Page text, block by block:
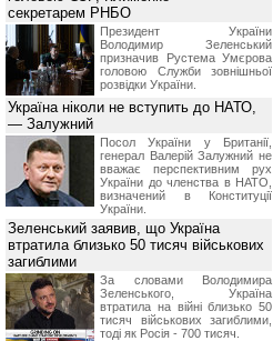
секретарем РНБО
Президент України
Володимир Зеленський
призначив Pустема Умєрова
головою Служби зовнішньої
розвідки України.
Україна ніколи не вступить до НАТО,
— Залужний
Посол України у Британії,
генерал Валерій Залужний не
вважає перспективним рух
України до членства в НАТО,
визначений в Конституції
України.
Зеленський заявив, що Україна
втратила близько 50 тисяч військових
загиблими
За словами Володимира
Зеленського, Україна
втратила на війні близько 50
тисяч військових загиблими,
тоді як Росія - 700 тисяч.